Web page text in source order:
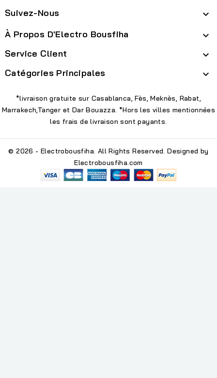
Suivez-Nous 
À Propos D'Electro Bousfiha 
Service Client 
Catégories Principales 
*livraison gratuite sur Casablanca, Fès, Meknès, Rabat,
Marrakech,Tanger et Dar Bouazza. *Hors les villes mentionnées
les frais de livraison sont payants.
© 2026 - Electrobousfiha. All Rights Reserved. Designed by
Electrobousfiha.com